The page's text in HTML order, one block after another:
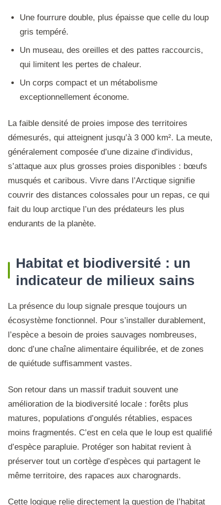
Une fourrure double, plus épaisse que celle du loup
gris tempéré.
Un museau, des oreilles et des pattes raccourcis,
qui limitent les pertes de chaleur.
Un corps compact et un métabolisme
exceptionnellement économe.
La faible densité de proies impose des territoires
démesurés, qui atteignent jusqu’à 3 000 km². La meute,
généralement composée d’une dizaine d’individus,
s’attaque aux plus grosses proies disponibles : bœufs
musqués et caribous. Vivre dans l’Arctique signifie
couvrir des distances colossales pour un repas, ce qui
fait du loup arctique l’un des prédateurs les plus
endurants de la planète.
Habitat et biodiversité : un
indicateur de milieux sains
La présence du loup signale presque toujours un
écosystème fonctionnel. Pour s’installer durablement,
l’espèce a besoin de proies sauvages nombreuses,
donc d’une chaîne alimentaire équilibrée, et de zones
de quiétude suffisamment vastes.
Son retour dans un massif traduit souvent une
amélioration de la biodiversité locale : forêts plus
matures, populations d’ongulés rétablies, espaces
moins fragmentés. C’est en cela que le loup est qualifié
d’espèce parapluie. Protéger son habitat revient à
préserver tout un cortège d’espèces qui partagent le
même territoire, des rapaces aux charognards.
Cette logique relie directement la question de l’habitat